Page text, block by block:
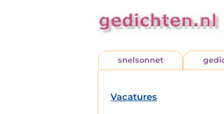
snelsonnet
Vacatures